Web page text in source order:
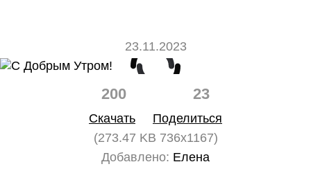
23.11.2023
200 23
Скачать
Поделиться
(273.47 KB 736x1167)
Добавлено: Елена